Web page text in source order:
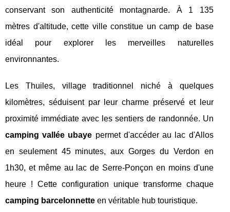
conservant son authenticité montagnarde. À 1 135
mètres d'altitude, cette ville constitue un camp de base
idéal pour explorer les merveilles naturelles
environnantes.
Les Thuiles, village traditionnel niché à quelques
kilomètres, séduisent par leur charme préservé et leur
proximité immédiate avec les sentiers de randonnée. Un
camping vallée ubaye permet d'accéder au lac d'Allos
en seulement 45 minutes, aux Gorges du Verdon en
1h30, et même au lac de Serre-Ponçon en moins d'une
heure ! Cette configuration unique transforme chaque
camping barcelonnette en véritable hub touristique.